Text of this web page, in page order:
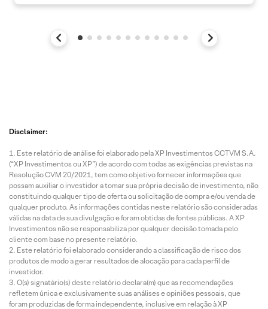
Disclaimer:
Este relatório de análise foi elaborado pela XP Investimentos CCTVM S.A.
(“XP Investimentos ou XP”) de acordo com todas as exigências previstas na
Resolução CVM 20/2021, tem como objetivo fornecer informações que
possam auxiliar o investidor a tomar sua própria decisão de investimento, não
constituindo qualquer tipo de oferta ou solicitação de compra e/ou venda de
qualquer produto. As informações contidas neste relatório são consideradas
válidas na data de sua divulgação e foram obtidas de fontes públicas. A XP
Investimentos não se responsabiliza por qualquer decisão tomada pelo
cliente com base no presente relatório.
Este relatório foi elaborado considerando a classificação de risco dos
produtos de modo a gerar resultados de alocação para cada perfil de
investidor.
O(s) signatário(s) deste relatório declara(m) que as recomendações
refletem única e exclusivamente suas análises e opiniões pessoais, que
foram produzidas de forma independente, inclusive em relação à XP